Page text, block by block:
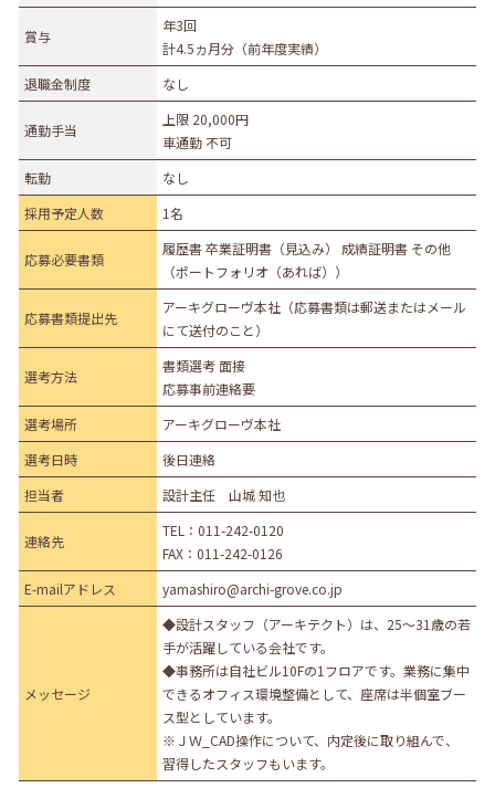
札幌市・近郊 函館市・近郊
旭川市・近郊
釧路市・近郊
帯広市・近郊 北見市・近郊
賞与
年3回
計4.5ヵ月分（前年度実績）
退職金制度
なし
通勤手当
上限 20,000円
車通勤 不可
転勤
なし
採用予定人数
1名
応募必要書類
履歴書 卒業証明書（見込み） 成績証明書 その他
（ポートフォリオ（あれば））
応募書類提出先
アーキグローヴ本社（応募書類は郵送またはメール
にて送付のこと）
選考方法
書類選考 面接
応募事前連絡要
選考場所
アーキグローヴ本社
選考日時
後日連絡
担当者
設計主任 山城 知也
連絡先
TEL： 011-242-0120
FAX：011-242-0126
E-mailアドレス
yamashiro@archi-grove.co.jp
メッセージ
◆設計スタッフ（アーキテクト）は、25～31歳の若
手が活躍している会社です。
◆事務所は自社ビル10Fの1フロアです。業務に集中
できるオフィス環境整備として、座席は半個室ブー
ス型としています。
※ＪＷ_CAD操作について、内定後に取り組んで、
習得したスタッフもいます。